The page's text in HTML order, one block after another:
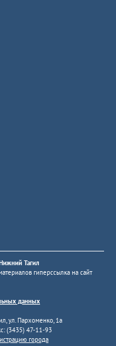
Тагил
гиперссылка на сайт
данных
ул. Пархоменко, 1а
(3435) 47-11-93
города